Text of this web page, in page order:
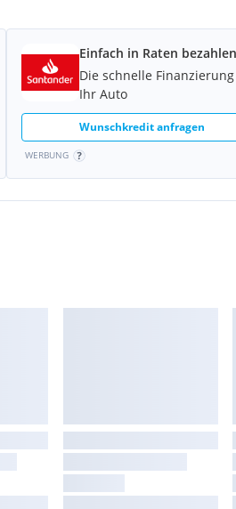
Einfach in Raten bezahlen
Die schnelle
Ihr Auto
Wunschkredit anfragen
WERBUNG